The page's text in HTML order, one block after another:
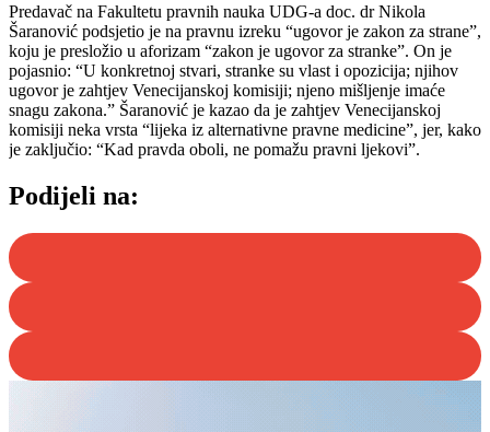
Predavač na Fakultetu pravnih nauka UDG-a doc. dr Nikola
Šaranović podsjetio je na pravnu izreku “ugovor je zakon za strane”,
koju je presložio u aforizam “zakon je ugovor za stranke”. On je
pojasnio: “U konkretnoj stvari, stranke su vlast i opozicija; njihov
ugovor je zahtjev Venecijanskoj komisiji; njeno mišljenje imaće
snagu zakona.” Šaranović je kazao da je zahtjev Venecijanskoj
komisiji neka vrsta “lijeka iz alternativne pravne medicine”, jer, kako
je zaključio: “Kad pravda oboli, ne pomažu pravni ljekovi”.
Podijeli na: